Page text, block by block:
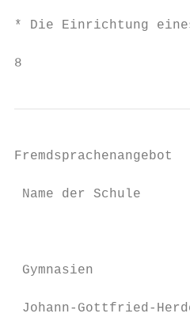
* Die Einrichtung
8
Fremdsprachenangebot
Name der Schule
Gymnasien
Johann-Gottfried-